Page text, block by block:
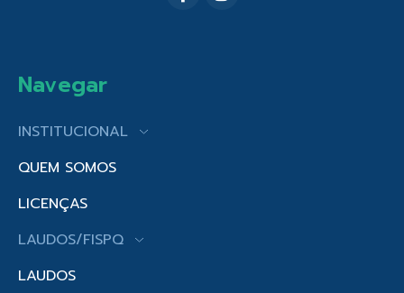
Navegar
INSTITUCIONAL
QUEM SOMOS
LICENÇAS
LAUDOS/FISPQ
LAUDOS